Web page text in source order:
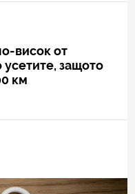
висок от
защото
км